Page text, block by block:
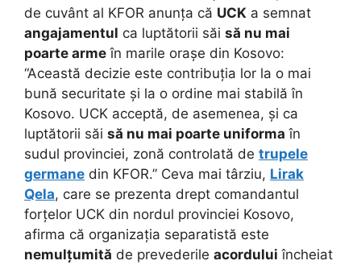
de cuvânt al KFOR anunța că UCK a semnat
angajamentul ca luptătorii săi să nu mai
poarte arme în marile orașe din Kosovo:
“Această decizie este contribuția lor la o mai
bună securitate și la o ordine mai stabilă în
Kosovo. UCK acceptă, de asemenea, și ca
luptătorii săi să nu mai poarte uniforma în
sudul provinciei, zonă controlată de trupele
germane din KFOR.” Ceva mai târziu, Lirak
Qela, care se prezenta drept comandantul
forțelor UCK din nordul provinciei Kosovo,
afirma că organizația separatistă este
nemulțumită de prevederile acordului încheiat